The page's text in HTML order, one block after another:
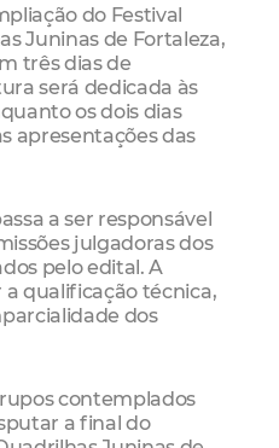
do Festival
Juninas de Fortaleza,
três dias de
será dedicada às
os dois dias
apresentações das
a ser responsável
julgadoras dos
pelo edital. A
qualificação técnica,
dos
contemplados
a final do